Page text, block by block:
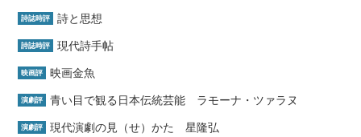
詩誌時評 詩と思想
詩誌時評 現代詩手帖
映画評 映画金魚
演劇評 青い目で観る日本伝統芸能 ラモーナ・ツァラヌ
演劇評 現代演劇の見（せ）かた 星隆弘